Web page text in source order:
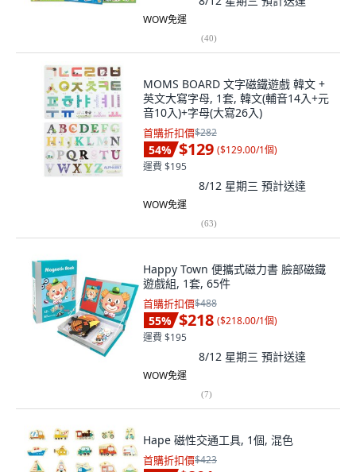
WOW免運
(40)
MOMS BOARD 文字磁鐵遊戲 韓文 +
英文大寫字母, 1套, 韓文(輔音14入+元
音10入)+字母(大寫26入)
首購折扣價$282
54% $129 ($129.00/1個)
運費 $195
8/12 星期三 預計送達
WOW免運
(63)
Happy Town 便攜式磁力書 臉部磁鐵
遊戲組, 1套, 65件
首購折扣價$488
55% $218 ($218.00/1個)
運費 $195
8/12 星期三 預計送達
WOW免運
(7)
Hape 磁性交通工具, 1個, 混色
首購折扣價$423